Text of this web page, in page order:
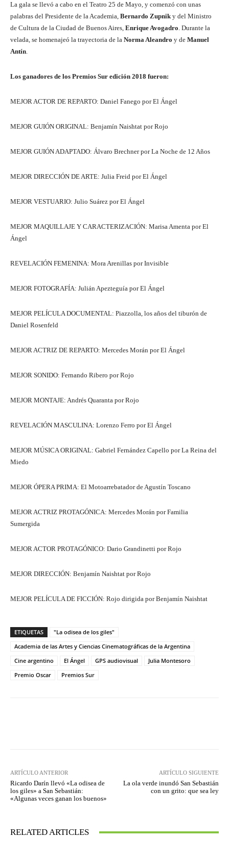
La gala se llevó a cabo en el Teatro 25 de Mayo, y comenzó con unas
palabras del Presidente de la Academia, Bernardo Zupnik y del Ministro
de Cultura de la Ciudad de Buenos Aires, Enrique Avogadro. Durante la
velada, se homenajeó la trayectoria de la Norma Aleandro y de Manuel
Antín.
Los ganadores de los Premios Sur edición 2018 fueron:
MEJOR ACTOR DE REPARTO: Daniel Fanego por El Ángel
MEJOR GUIÓN ORIGINAL: Benjamín Naishtat por Rojo
MEJOR GUIÓN ADAPTADO: Álvaro Brechner por La Noche de 12 Años
MEJOR DIRECCIÓN DE ARTE: Julia Freid por El Ángel
MEJOR VESTUARIO: Julio Suárez por El Ángel
MEJOR MAQUILLAJE Y CARACTERIZACIÓN: Marisa Amenta por El
Ángel
REVELACIÓN FEMENINA: Mora Arenillas por Invisible
MEJOR FOTOGRAFÍA: Julián Apezteguía por El Ángel
MEJOR PELÍCULA DOCUMENTAL: Piazzolla, los años del tiburón de
Daniel Rosenfeld
MEJOR ACTRIZ DE REPARTO: Mercedes Morán por El Ángel
MEJOR SONIDO: Fernando Ribero por Rojo
MEJOR MONTAJE: Andrés Quaranta por Rojo
REVELACIÓN MASCULINA: Lorenzo Ferro por El Ángel
MEJOR MÚSICA ORIGINAL: Gabriel Fernández Capello por La Reina del
Miedo
MEJOR ÓPERA PRIMA: El Motoarrebatador de Agustín Toscano
MEJOR ACTRIZ PROTAGÓNICA: Mercedes Morán por Familia
Sumergida
MEJOR ACTOR PROTAGÓNICO: Dario Grandinetti por Rojo
MEJOR DIRECCIÓN: Benjamín Naishtat por Rojo
MEJOR PELÍCULA DE FICCIÓN: Rojo dirigida por Benjamín Naishtat
ETIQUETAS
"La odisea de los giles"
Academia de las Artes y Ciencias Cinematográficas de la Argentina
Cine argentino
El Ángel GPS audiovisual
Julia Montesoro
Premio Oscar
Premios Sur
ARTÍCULO ANTERIOR
Ricardo Darín llevó «La odisea de
los giles» a San Sebastián:
«Algunas veces ganan los buenos»
ARTÍCULO SIGUIENTE
La ola verde inundó San Sebastián
con un grito: que sea ley
RELATED ARTICLES